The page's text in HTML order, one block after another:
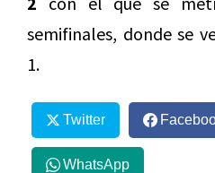
semifinales, donde se
1.
Twitter
WhatsApp